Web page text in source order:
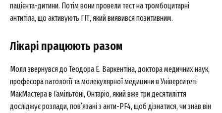
пацієнта-дитини. Потім вони провели тест на тромбоцитарні
антитіла, що активують ГІТ, який виявився позитивним.
Лікарі працюють разом
Молл звернувся до Теодора Е. Варкентіна, доктора медичних наук,
професора патології та молекулярної медицини в Університеті
МакМастера в Гамільтоні, Онтаріо, який вже три десятиліття
досліджує розлади, пов’язані з анти-PF4, щоб дізнатися, чи знав він